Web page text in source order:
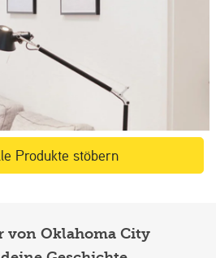
Produkte stöbern
von Oklahoma City